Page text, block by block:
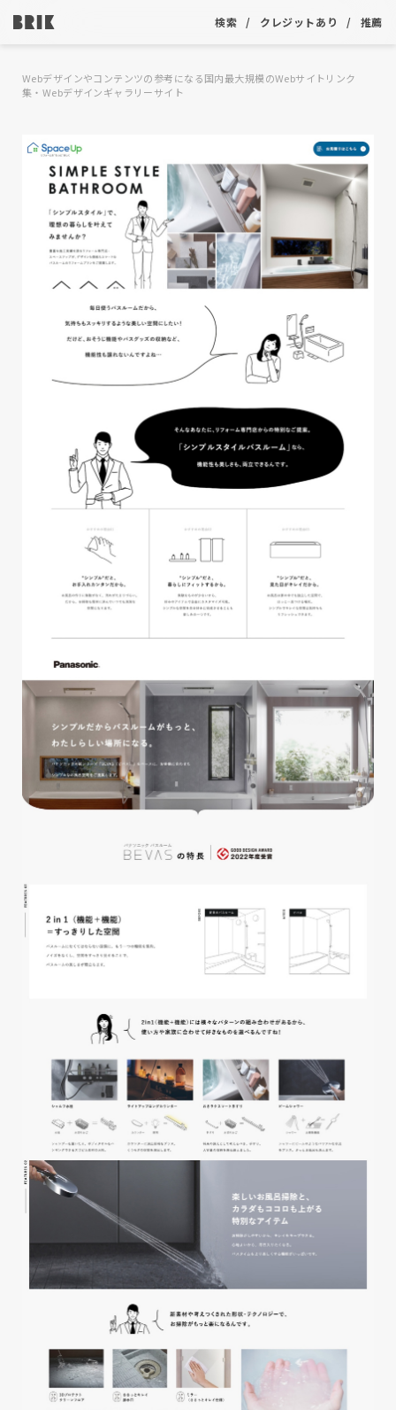
検索 クレジットあり 推薦
Webデザインやコンテンツの参考になる国内最大規模のWebサイトリンク
集・Webデザインギャラリーサイト